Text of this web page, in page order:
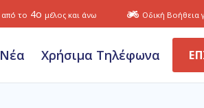
από το 4ο μέλος και άνω Οδική Βοήθεια
Νέα Χρήσιμα Τηλέφωνα